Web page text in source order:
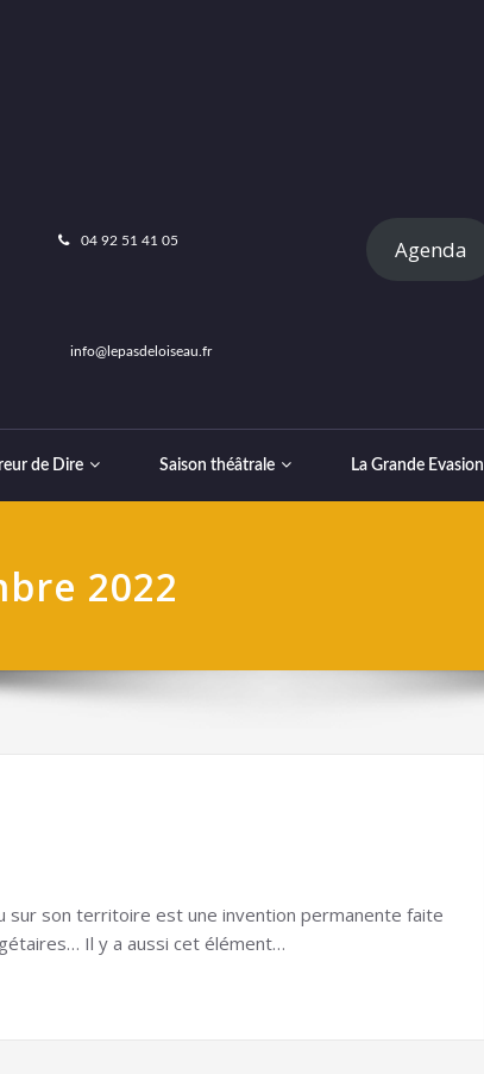
04 92 51 41 05 Agenda
info@lepasdeloiseau.fr
de Dire Saison théâtrale La Grande Evasion
2022
sur son territoire est une invention permanente faite
Il y a aussi cet élément…